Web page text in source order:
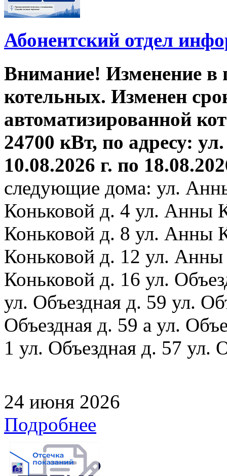
Абонентский отдел
Внимание! Изменение в
котельных. Изменен
автоматизированной
24700 кВт, по адресу:
10.08.2026 г. по
следующие дома: ул.
Коньковой д. 4 ул. Анны
Коньковой д. 8 ул. Анны
Коньковой д. 12 ул.
Коньковой д. 16 ул.
ул. Объездная д. 59 ул.
Объездная д. 59 а ул.
1 ул. Объездная д. 57 ул.
24 июня 2026
Подробнее